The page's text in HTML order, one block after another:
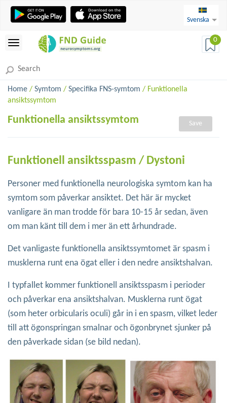
Svenska
0
Home / Symtom / Specifika FNS-symtom / Funktionella
ansiktssymtom
Funktionella ansiktssymtom Save
Funktionell ansiktsspasm / Dystoni
Personer med funktionella neurologiska symtom kan ha
symtom som påverkar ansiktet. Det här är mycket
vanligare än man trodde för bara 10-15 år sedan, även
om man känt till dem i mer än ett århundrade.
Det vanligaste funktionella ansiktssymtomet är spasm i
musklerna runt ena ögat eller i den nedre ansiktshalvan.
I typfallet kommer funktionell ansiktsspasm i perioder
och påverkar ena ansiktshalvan. Musklerna runt ögat
(som heter orbicularis oculi) går in i en spasm, vilket leder
till att ögonspringan smalnar och ögonbrynet sjunker på
den påverkade sidan (se bild nedan).